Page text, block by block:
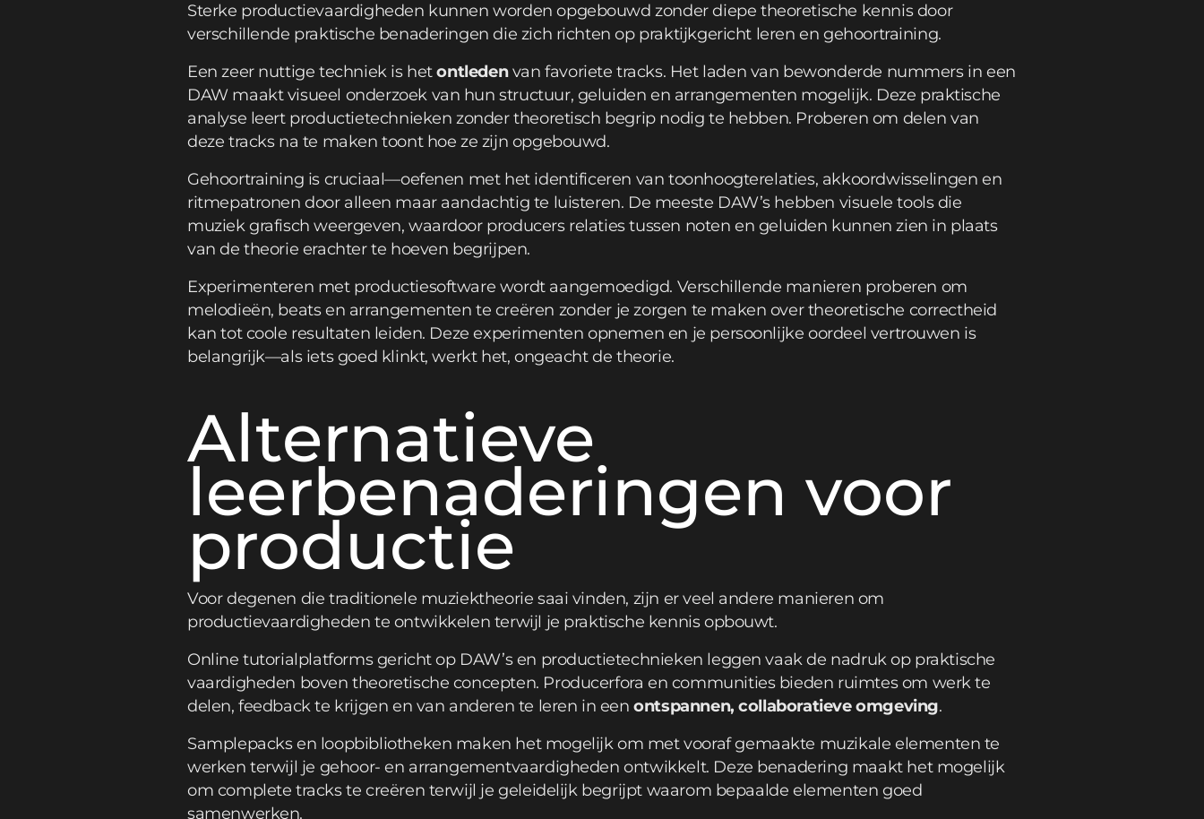
Sterke productievaardigheden kunnen worden opgebouwd zonder diepe theoretische kennis door
verschillende praktische benaderingen die zich richten op praktijkgericht leren en gehoortraining.
Een zeer nuttige techniek is hetontledenvan favoriete tracks. Het laden van bewonderde nummers in een
DAW maakt visueel onderzoek van hun structuur, geluiden en arrangementen mogelijk. Deze praktische
analyse leert productietechnieken zonder theoretisch begrip nodig te hebben. Proberen om delen van
deze tracks na te maken toont hoe ze zijn opgebouwd.
Gehoortraining is cruciaal—oefenen met het identificeren van toonhoogterelaties, akkoordwisselingen en
ritmepatronen door alleen maar aandachtig te luisteren. De meeste DAW’s hebben visuele tools die
muziek grafisch weergeven, waardoor producers relaties tussen noten en geluiden kunnen zien in plaats
van de theorie erachter te hoeven begrijpen.
Experimenteren met productiesoftware wordt aangemoedigd. Verschillende manieren proberen om
melodieën, beats en arrangementen te creëren zonder je zorgen te maken over theoretische correctheid
kan tot coole resultaten leiden. Deze experimenten opnemen en je persoonlijke oordeel vertrouwen is
belangrijk—als iets goed klinkt, werkt het, ongeacht de theorie.
Alternatieve
leerbenaderingen voor
productie
Voor degenen die traditionele muziektheorie saai vinden, zijn er veel andere manieren om
productievaardigheden te ontwikkelen terwijl je praktische kennis opbouwt.
Online tutorialplatforms gericht op DAW’s en productietechnieken leggen vaak de nadruk op praktische
vaardigheden boven theoretische concepten. Producerfora en communities bieden ruimtes om werk te
delen, feedback te krijgen en van anderen te leren in eenontspannen, collaboratieve omgeving.
Samplepacks en loopbibliotheken maken het mogelijk om met vooraf gemaakte muzikale elementen te
werken terwijl je gehoor- en arrangementvaardigheden ontwikkelt. Deze benadering maakt het mogelijk
om complete tracks te creëren terwijl je geleidelijk begrijpt waarom bepaalde elementen goed
samenwerken.